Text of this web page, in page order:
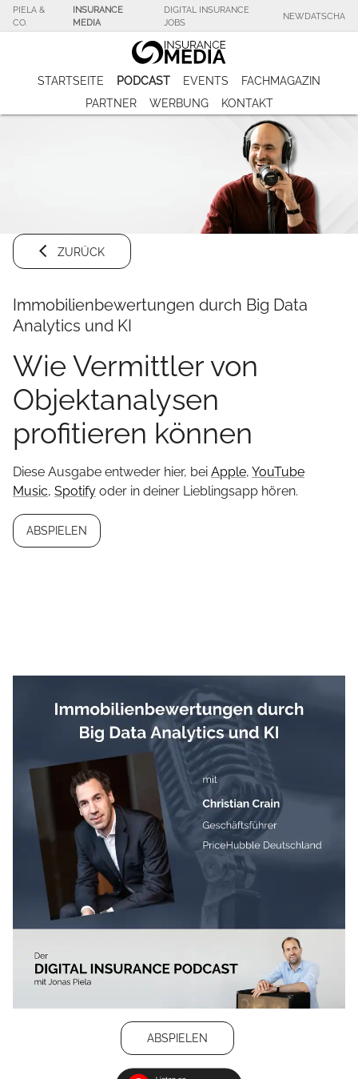
PIELA &
CO.
INSURANCE
MEDIA
DIGITAL INSURANCE
JOBS
NEWDATSCHA
STARTSEITE PODCAST EVENTS
FACHMAGAZIN
PARTNER
WERBUNG KONTAKT
ZURÜCK
Immobilienbewertungen durch Big Data
Analytics und KI
Wie Vermittler von
Objektanalysen
profitieren können
Diese Ausgabe entweder hier, bei Apple, YouTube
Music, Spotify oder in deiner Lieblingsapp hören.
ABSPIELEN
ABSPIELEN